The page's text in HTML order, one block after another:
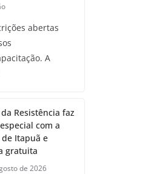
abertas
A
Resistência faz
com a
Itapuã e
gratuita
de 2026